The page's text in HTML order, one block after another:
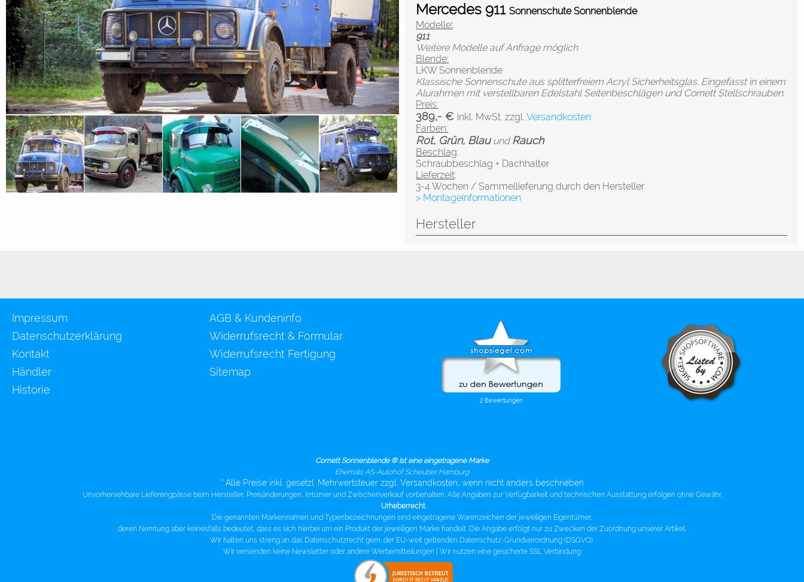
Mercedes 911 Sonnenschute Sonnenblende
Modelle:
911
Weitere Modelle auf Anfrage möglich
Blende:
LKW Sonnenblende
Klassische Sonnenschute aus splitterfreiem Acryl Sicherheitsglas. Eingefasst in einem
Alurahmen mit verstellbaren Edelstahl Seitenbeschlägen und Cornett Stellschrauben.
Preis:
389,- € inkl. MwSt. zzgl. Versandkosten
Farben:
Rot, Grün, Blau und Rauch
Beschlag:
Schraubbeschlag + Dachhalter
Lieferzeit:
3-4 Wochen / Sammellieferung durch den Hersteller
> Montageinformationen
Hersteller
Impressum
Datenschutzerklärung
Kontakt
Händler
Historie
AGB & Kundeninfo
Widerrufsrecht & Formular
Widerrufsrecht Fertigung
Sitemap
Cornett Sonnenblende ® ist eine eingetragene Marke
Ehemals AS-Autohof Scheuber Hamburg
* Alle Preise inkl. gesetzl. Mehrwertsteuer zzgl. Versandkosten, wenn nicht anders beschrieben
Unvorhersehbare Lieferengpässe beim Hersteller, Preisänderungen, Irrtümer und Zwischenverkauf vorbehalten. Alle Angaben zur Verfügbarkeit und technischen Ausstattung erfolgen ohne Gewähr.
Urheberrecht
Die genannten Markennamen und Typenbezeichnungen sind eingetragene Warenzeichen der jeweiligen Eigentümer,
deren Nennung aber keinesfalls bedeutet, dass es sich hierbei um ein Produkt der jeweiligen Marke handelt. Die Angabe erfolgt nur zu Zwecken der Zuordnung unserer Artikel.
Wir halten uns streng an das Datenschutzrecht gem. der EU-weit geltenden Datenschutz-Grundverordnung (DSGVO).
Wir versenden keine Newsletter oder andere Werbemitteilungen | Wir nutzen eine gesicherte SSL Verbindung